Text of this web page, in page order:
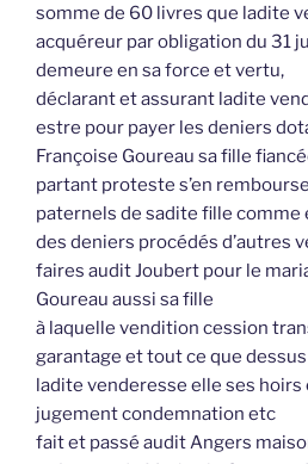
somme de 60 livres que ladite
acquéreur par obligation du 31
demeure en sa force et vertu,
déclarant et assurant ladite
estre pour payer les deniers
Françoise Goureau sa fille
partant proteste s’en
paternels de sadite fille comme
des deniers procédés d’autres
faires audit Joubert pour le
Goureau aussi sa fille
à laquelle vendition cession
garantage et tout ce que
ladite venderesse elle ses
jugement condemnation etc
fait et passé audit Angers